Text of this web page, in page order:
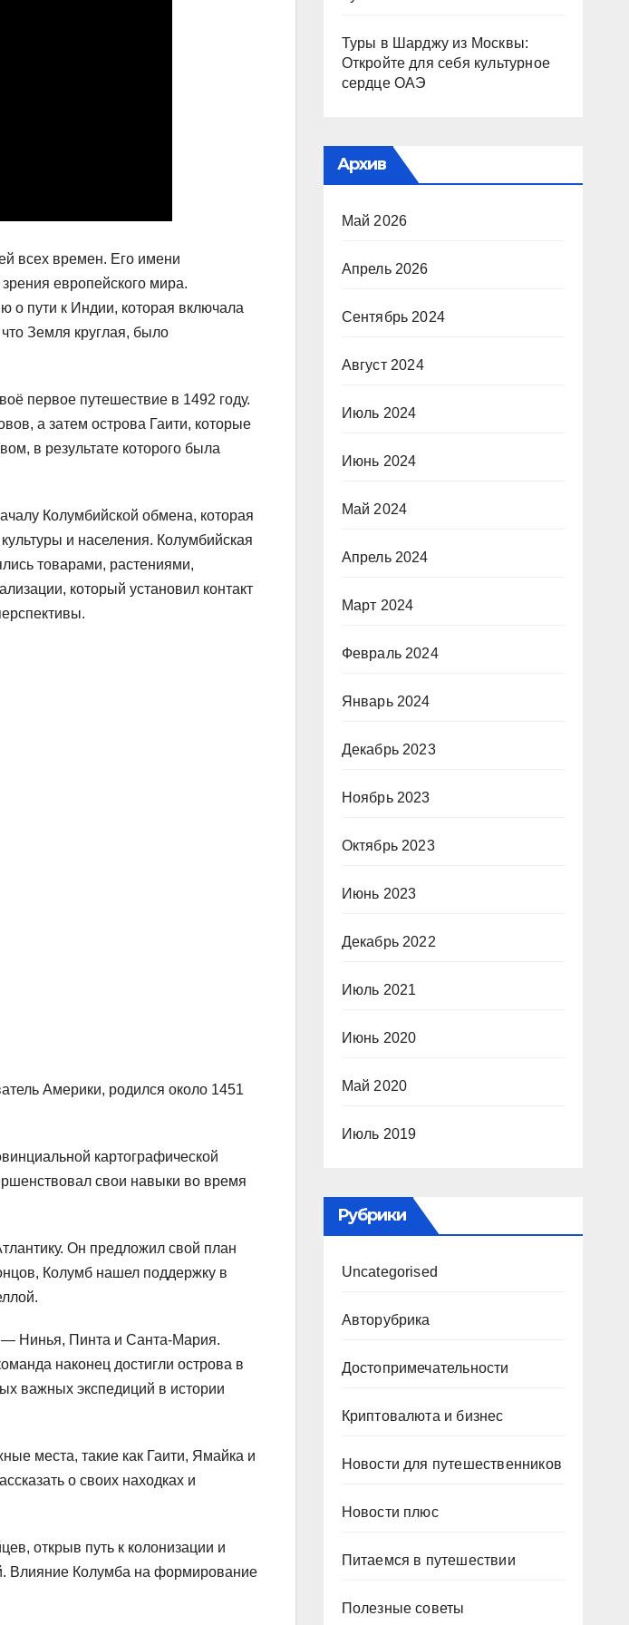
всех времен. Его имени
европейского мира.
о пути к Индии, которая включала
Земля круглая, было
первое путешествие в 1492 году.
а затем острова Гаити, которые
в результате которого была
Колумбийской обмена, которая
и населения. Колумбийская
товарами, растениями,
который установил контакт
Америки, родился около 1451
картографической
свои навыки во время
Он предложил свой план
Колумб нашел поддержку в
— Нинья, Пинта и Санта-Мария.
наконец достигли острова в
важных экспедиций в истории
места, такие как Гаити, Ямайка и
о своих находках и
открыв путь к колонизации и
Влияние Колумба на формирование
Туры в Шарджу из Москвы:
Откройте для себя культурное
сердце ОАЭ
Архив
Май 2026
Апрель 2026
Сентябрь 2024
Август 2024
Июль 2024
Июнь 2024
Май 2024
Апрель 2024
Март 2024
Февраль 2024
Январь 2024
Декабрь 2023
Ноябрь 2023
Октябрь 2023
Июнь 2023
Декабрь 2022
Июль 2021
Июнь 2020
Май 2020
Июль 2019
Рубрики
Uncategorised
Авторубрика
Достопримечательности
Криптовалюта и бизнес
Новости для путешественников
Новости плюс
Питаемся в путешествии
Полезные советы